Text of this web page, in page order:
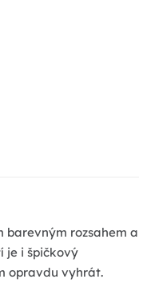
barevným rozsahem a
je i špičkový
opravdu vyhrát.